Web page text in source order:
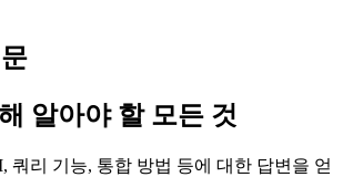
알아야 할 모든 것
쿼리 기능, 통합 방법 등에 대한 답변을 얻